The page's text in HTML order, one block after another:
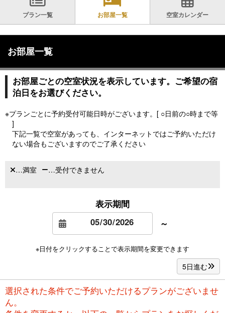
プラン一覧 お部屋一覧 空室カレンダー
お部屋一覧
お部屋ごとの空室状況を表示しています。ご希望の宿
泊日をお選びください。
※プランごとに予約受付可能日時がございます。[ ○日前の○時まで等
]
下記一覧で空室があっても、インターネットではご予約いただけ
ない場合もございますのでご了承ください
…満室 …受付できません
表示期間
～
※日付をクリックすることで表示期間を変更できます
5日進む
選択された条件でご予約いただけるプランがございませ
ん。